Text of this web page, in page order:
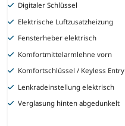
Digitaler Schlüssel
Elektrische Luftzusatzheizung
Fensterheber elektrisch
Komfortmittelarmlehne vorn
Komfortschlüssel / Keyless Entry
Lenkradeinstellung elektrisch
Verglasung hinten abgedunkelt